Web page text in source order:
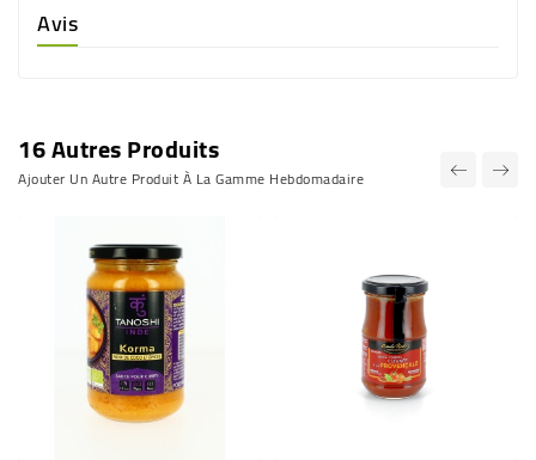
Avis
16 Autres Produits
Ajouter Un Autre Produit À La Gamme Hebdomadaire